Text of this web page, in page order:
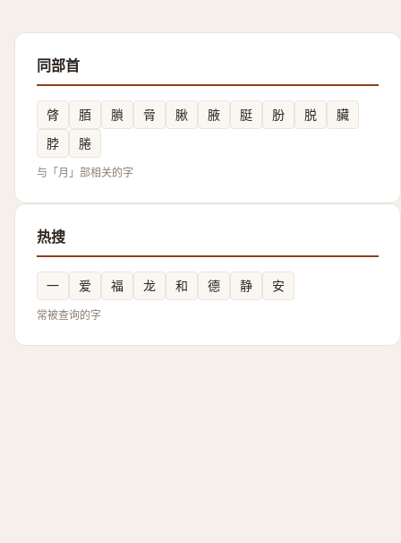
同部首
䏿 脜 䐝 脋 䐐 腋 脡 肦 脱
臟
脖
腃
与「月」部相关的字
热搜
一 爱 福 龙 和 德 静 安
常被查询的字